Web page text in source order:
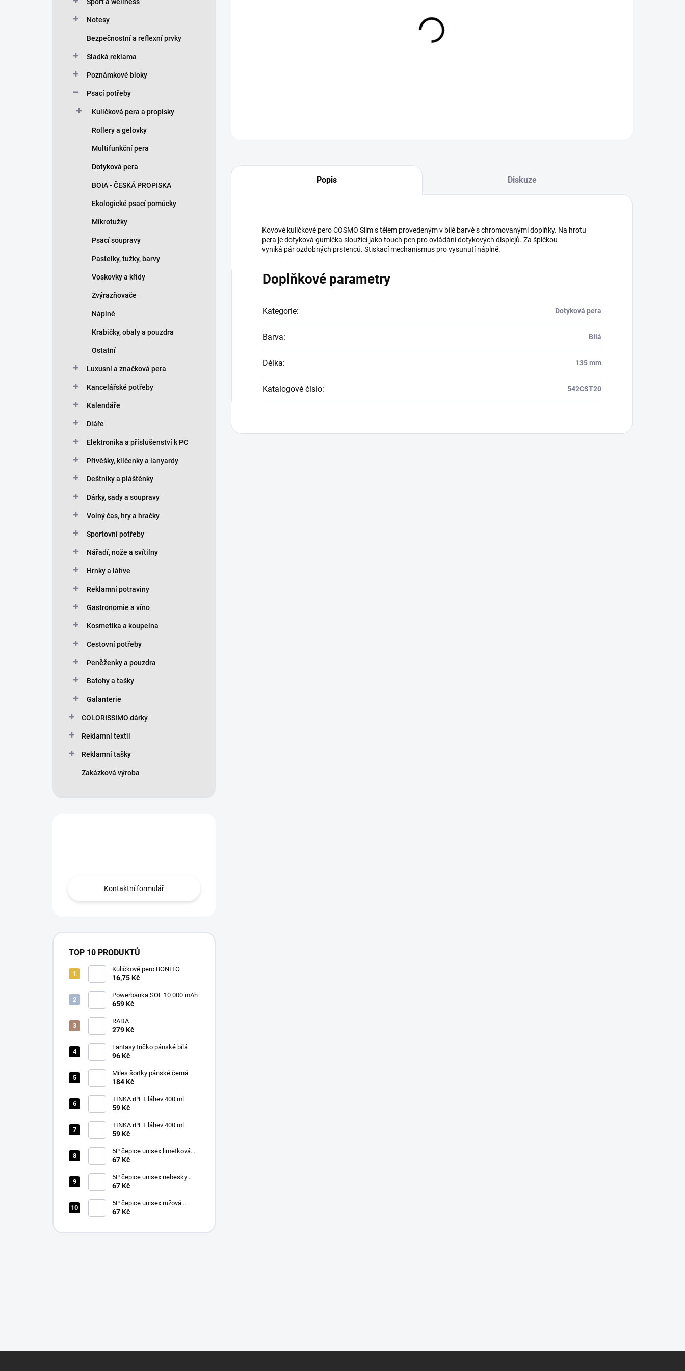
Notesy
Bezpečnostní a reflexní prvky
Sladká reklama
Poznámkové bloky
Psací potřeby
Kuličková pera a propisky
Rollery a gelovky
Multifunkční pera
Dotyková pera
BOIA - ČESKÁ PROPISKA
Ekologické psací pomůcky
Mikrotužky
Psací soupravy
Pastelky, tužky, barvy
Voskovky a křídy
Zvýrazňovače
Náplně
Krabičky, obaly a pouzdra
Ostatní
Luxusní a značková pera
Kancelářské potřeby
Kalendáře
Diáře
Elektronika a příslušenství k PC
Přívěšky, klíčenky a lanyardy
Deštníky a pláštěnky
Dárky, sady a soupravy
Volný čas, hry a hračky
Sportovní potřeby
Nářadí, nože a svítilny
Hrnky a láhve
Reklamní potraviny
Gastronomie a víno
Kosmetika a koupelna
Cestovní potřeby
Peněženky a pouzdra
Batohy a tašky
Galanterie
COLORISSIMO dárky
Reklamní textil
Reklamní tašky
Zakázková výroba
Kontaktní formulář
TOP 10 PRODUKTŮ
Kuličkové pero BONITO
16,75 Kč
Powerbanka SOL 10 000 mAh
659 Kč
RADA
279 Kč
Fantasy tričko pánské bílá
96 Kč
Miles šortky pánské černá
184 Kč
TINKA rPET láhev 400 ml
59 Kč
TINKA rPET láhev 400 ml
59 Kč
5P čepice unisex limetková
nastavitelná
67 Kč
5P čepice unisex nebesky
modrá nastavitelná
67 Kč
5P čepice unisex růžová
nastavitelná
67 Kč
Gravírování loga laserem
Popis Diskuze
Kovové kuličkové pero COSMO Slim s tělem provedeným v bílé barvě s chromovanými doplňky. Na hrotu
pera je dotyková gumička sloužící jako touch pen pro ovládání dotykových displejů. Za špičkou
vyniká pár ozdobných prstenců. Stiskací mechanismus pro vysunutí náplně.
Doplňkové parametry
Kategorie: Dotyková pera
Barva: Bílá
Délka: 135 mm
Katalogové číslo: 542CST20